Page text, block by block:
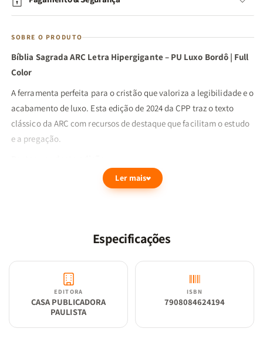
SOBRE O PRODUTO
Bíblia Sagrada ARC Letra Hipergigante – PU Luxo Bordô | Full
Color
A ferramenta perfeita para o cristão que valoriza a legibilidade e o
acabamento de luxo. Esta edição de 2024 da CPP traz o texto
clássico da ARC com recursos de destaque que facilitam o estudo
e a pregação.
Palavras de Deus em Azul, de Jesus em
Vermelho e Promessas em destaque.
Acessórios:Harpa Avivada, Corinhos, Fitilho e Mapas.
Ler mais
Especificações
EDITORA
CASA PUBLICADORA
PAULISTA
ISBN
7908084624194